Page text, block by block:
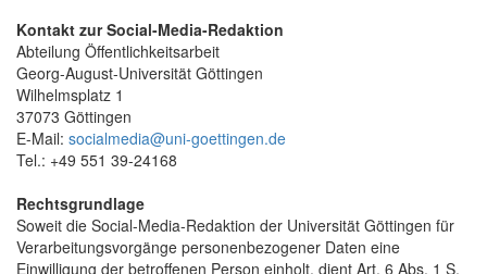
Kontakt zur Social-Media-Redaktion
Abteilung Öffentlichkeitsarbeit
Georg-August-Universität Göttingen
Wilhelmsplatz 1
37073 Göttingen
E-Mail: socialmedia@uni-goettingen.de
Tel.: +49 551 39-24168
Rechtsgrundlage
Soweit die Social-Media-Redaktion der Universität Göttingen für
Verarbeitungsvorgänge personenbezogener Daten eine
Einwilligung der betroffenen Person einholt, dient Art. 6 Abs. 1 S.